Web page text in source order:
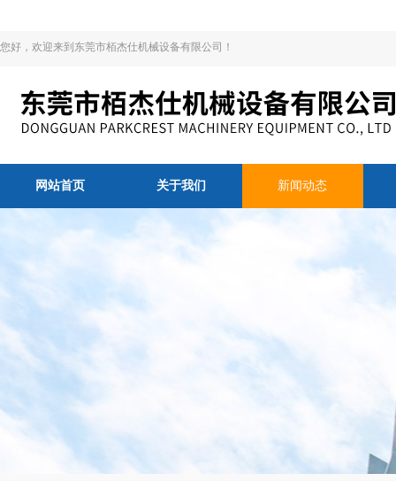
您好，欢迎来到东莞市栢杰仕机械设备有限公司！
网站首页 关于我们 新闻动态